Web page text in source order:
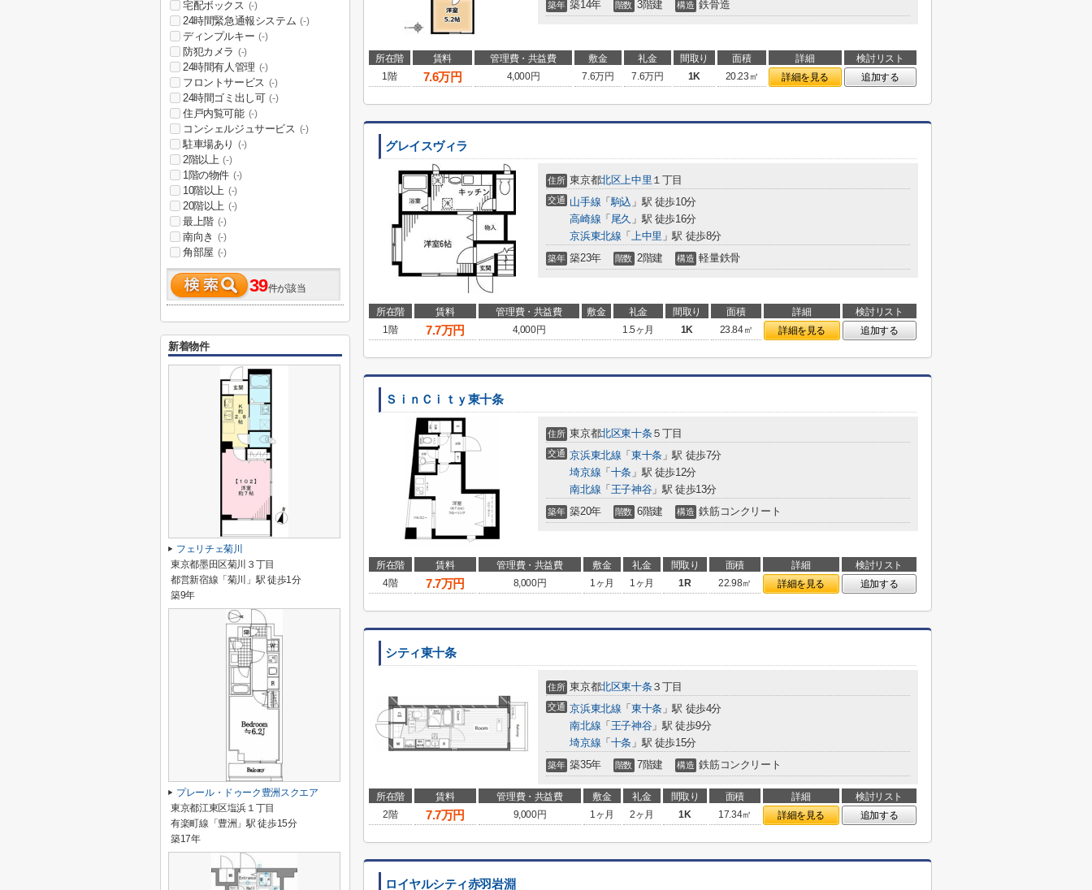
築年 築14年 階数 3階建 構造 鉄骨造
所在階 賃料 管理費・共益費 敷金 礼金 間取り 面積 詳細
検討リスト
1階
7.6万円 4,000円 7.6万円 7.6万円 1K 20.23㎡ 詳細を見る 追加する
グレイスヴィラ
住所 東京都北区上中里 １丁目
交通 山手線 「駒込 」駅 徒歩10分
高崎線 「 尾久 」駅 徒歩16分
京浜東北線 「 上中里 」駅 徒歩8分
築年 築23年 階数 2階建 構造 軽量鉄骨
所在階 賃料 管理費・共益費 敷金 礼金 間取り 面積 詳細
検討リスト
1階
7.7万円 4,000円 1.5ヶ月 1K 23.84㎡ 詳細を見る 追加する
ＳｉｎＣｉｔｙ東十条
住所 東京都北区東十条５丁目
交通 京浜東北線 「 東十条」駅 徒歩7分
埼京線 「 十条 」駅 徒歩12分
南北線 「 王子神谷」駅 徒歩13分
築年 築20年 階数 6階建 構造 鉄筋コンクリート
所在階 賃料 管理費・共益費 敷金 礼金 間取り 面積 詳細
検討リスト
4階
7.7万円 8,000円 1ヶ月 1ヶ月 1R 22.98㎡ 詳細を見る 追加する
シティ東十条
住所 東京都北区東十条３丁目
交通 京浜東北線 「 東十条」駅 徒歩4分
南北線 「 王子神谷」駅 徒歩9分
埼京線 「 十条 」駅 徒歩15分
築年 築35年 階数 7階建 構造 鉄筋コンクリート
所在階 賃料 管理費・共益費 敷金 礼金 間取り 面積 詳細
検討リスト
2階
7.7万円 9,000円 1ヶ月 2ヶ月 1K 17.34㎡ 詳細を見る 追加する
ロイヤルシティ赤羽岩淵
宅配ボックス (-)
24時間緊急通報システム (-)
ディンプルキー (-)
防犯カメラ (-)
24時間有人管理 (-)
フロントサービス (-)
24時間ゴミ出し可 (-)
住戸内覧可能 (-)
コンシェルジュサービス (-)
駐車場あり (-)
2階以上 (-)
1階の物件 (-)
10階以上 (-)
20階以上 (-)
最上階 (-)
南向き (-)
角部屋 (-)
39件が該当
新着物件
フェリチェ菊川
東京都墨田区菊川３丁目
都営新宿線「菊川」駅 徒歩1分
築9年
プレール・ドゥーク豊洲スクエア
東京都江東区塩浜１丁目
有楽町線「豊洲」駅 徒歩15分
築17年